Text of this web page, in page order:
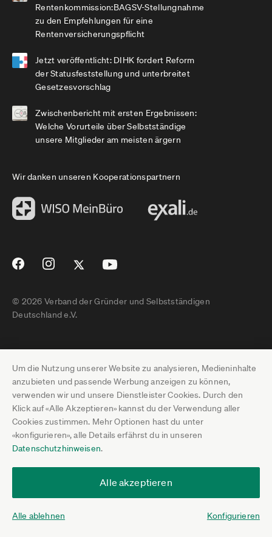
Um die Nutzung unserer Website zu analysieren, Medieninhalte
anzubieten und passende Werbung anzeigen zu können,
verwenden wir und unsere Dienstleister Cookies. Durch den
Klick auf «Alle Akzeptieren» kannst du der Verwendung aller
Cookies zustimmen. Mehr Optionen hast du unter
«konfigurieren», alle Details erfährst du in unseren
Datenschutzhinweisen.
Alle akzeptieren
Alle ablehnen Konfigurieren
Rentenkommission:BAGSV-Stellungnahme
zu den Empfehlungen für eine
Rentenversicherungspflicht
Jetzt veröffentlicht: DIHK fordert Reform
der Statusfeststellung und unterbreitet
Gesetzesvorschlag
Zwischenbericht mit ersten Ergebnissen:
Welche Vorurteile über Selbstständige
unsere Mitglieder am meisten ärgern
Wir danken unseren Kooperationspartnern
© 2026 Verband der Gründer und Selbstständigen
Deutschland e.V.
Impressum
Datenschutz
Pressebereich
Jobs